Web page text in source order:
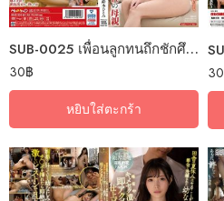
SUB-0025 เพื่อนลูกทนถึกชักศึกเข้าบ้าน
30฿
หยิบใส่ตะกร้า
30